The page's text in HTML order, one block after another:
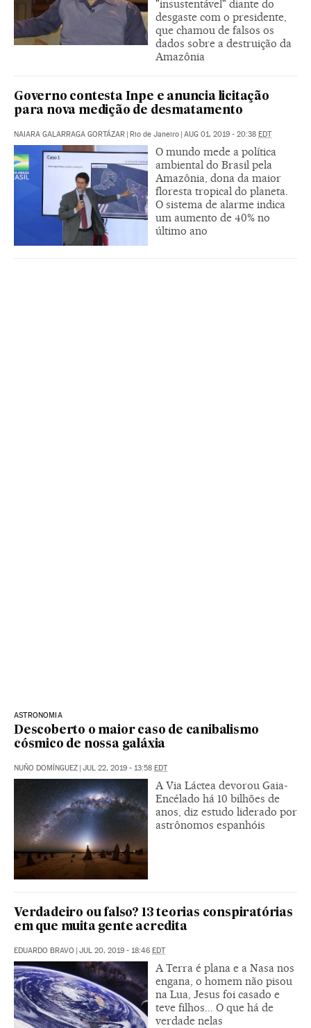
"insustentável" diante do
desgaste com o presidente,
que chamou de falsos os
dados sobre a destruição da
Amazônia
Governo contesta Inpe e anuncia licitação
para nova medição de desmatamento
NAIARA GALARRAGA GORTÁZAR | Rio de Janeiro | AUG 01, 2019 - 20:38 EDT
O mundo mede a política
ambiental do Brasil pela
Amazônia, dona da maior
floresta tropical do planeta.
O sistema de alarme indica
um aumento de 40% no
último ano
ASTRONOMIA
Descoberto o maior caso de canibalismo
cósmico de nossa galáxia
NUÑO DOMÍNGUEZ | JUL 22, 2019 - 13:58 EDT
A Via Láctea devorou Gaia-
Encélado há 10 bilhões de
anos, diz estudo liderado por
astrônomos espanhóis
Verdadeiro ou falso? 13 teorias conspiratórias
em que muita gente acredita
EDUARDO BRAVO | JUL 20, 2019 - 18:46 EDT
A Terra é plana e a Nasa nos
engana, o homem não pisou
na Lua, Jesus foi casado e
teve filhos... O que há de
verdade nelas